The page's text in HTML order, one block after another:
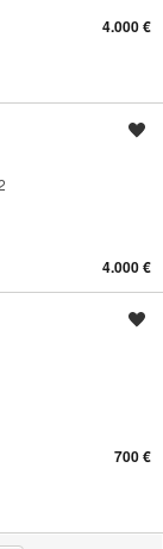
4.000 €
4.000 €
700 €